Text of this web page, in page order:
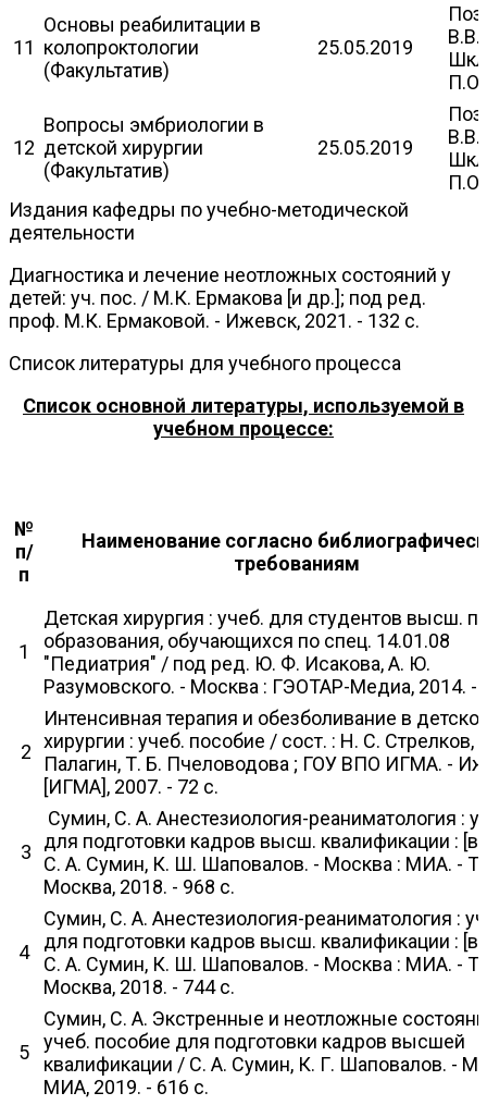
11
Основы реабилитации в
колопроктологии
(Факультатив)
25.05.2019
В.В.
П.О.
12
Вопросы эмбриологии в
детской хирургии
(Факультатив)
25.05.2019
В.В.
П.О.
Издания кафедры по учебно-методической
деятельности
Диагностика и лечение неотложных состояний у
детей: уч. пос. / М.К. Ермакова [и др.]; под ред.
проф. М.К. Ермаковой. - Ижевск, 2021. - 132 с.
Список литературы для учебного процесса
Список основной литературы, используемой в
учебном процессе:
№
п/
п
Наименование согласно
требованиям
1
Детская хирургия : учеб. для студентов высш.
образования, обучающихся по спец. 14.01.08
"Педиатрия" / под ред. Ю. Ф. Исакова, А. Ю.
Разумовского. - Москва : ГЭОТАР-Медиа, 2014. -
2
Интенсивная терапия и обезболивание в
хирургии : учеб. пособие / сост. : Н. С. Стрелков,
Палагин, Т. Б. Пчеловодова ; ГОУ ВПО ИГМА. -
[ИГМА], 2007. - 72 с.
3
Сумин, С. А. Анестезиология-реаниматология :
для подготовки кадров высш. квалификации : [в
С. А. Сумин, К. Ш. Шаповалов. - Москва : МИА. - Т.
Москва, 2018. - 968 с.
4
Сумин, С. А. Анестезиология-реаниматология :
для подготовки кадров высш. квалификации : [в
С. А. Сумин, К. Ш. Шаповалов. - Москва : МИА. - Т.
Москва, 2018. - 744 с.
5
Сумин, С. А. Экстренные и неотложные
учеб. пособие для подготовки кадров высшей
квалификации / С. А. Сумин, К. Г. Шаповалов. -
МИА, 2019. - 616 с.